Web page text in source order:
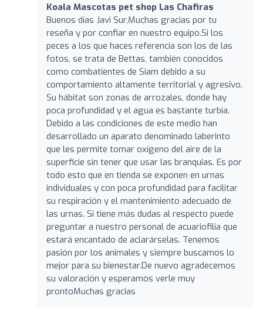
Koala Mascotas pet shop Las Chafiras
Buenos días Javi Sur,Muchas gracias por tu
reseña y por confiar en nuestro equipo.Si los
peces a los que haces referencia son los de las
fotos, se trata de Bettas, también conocidos
como combatientes de Siam debido a su
comportamiento altamente territorial y agresivo.
Su hábitat son zonas de arrozales, donde hay
poca profundidad y el agua es bastante turbia.
Debido a las condiciones de este medio han
desarrollado un aparato denominado laberinto
que les permite tomar oxígeno del aire de la
superficie sin tener que usar las branquias. Es por
todo esto que en tienda se exponen en urnas
individuales y con poca profundidad para facilitar
su respiración y el mantenimiento adecuado de
las urnas. Si tiene más dudas al respecto puede
preguntar a nuestro personal de acuariofilia que
estará encantado de aclarárselas. Tenemos
pasión por los animales y siempre buscamos lo
mejor para su bienestar.De nuevo agradecemos
su valoración y esperamos verle muy
prontoMuchas gracias